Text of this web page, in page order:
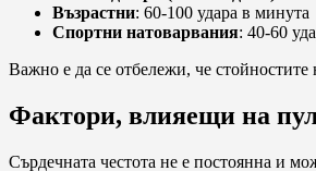
Възрастни: 60-100 удара в минута
Спортни натоварвания: 40-60
Важно е да се отбележи, че
Фактори, влияещи на
Сърдечната честота не е постоянна и